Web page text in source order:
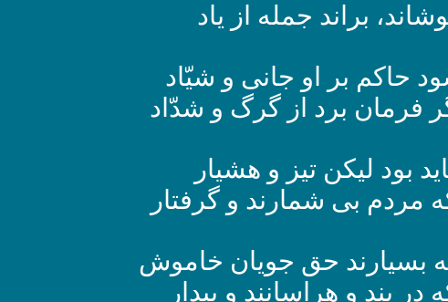
براند جمله از یاد
حاکم بر او جانی و شیّاد
فرمان برد از گرگ و شدّاد
بود لیکن تیز و هشیار
مردم بی شمارند و گرفتار
بسیارند حق جویان خاموش
در بند و هراسانند و بیدار